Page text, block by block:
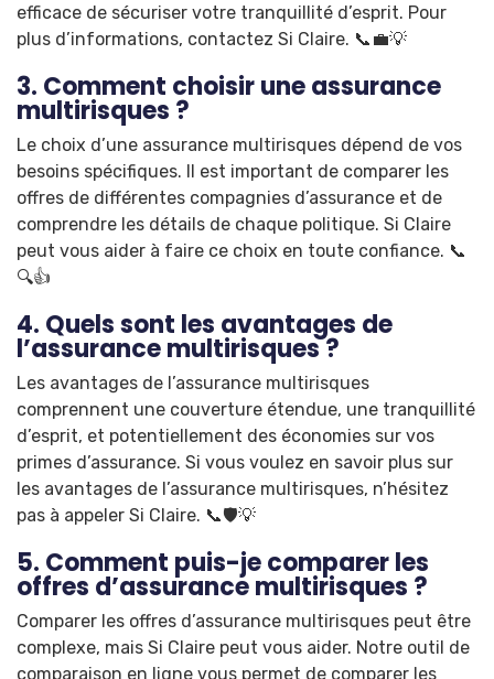
efficace de sécuriser votre tranquillité d’esprit. Pour
plus d’informations, contactez Si Claire. 📞💼💡
3. Comment choisir une assurance
multirisques ?
Le choix d’une assurance multirisques dépend de vos
besoins spécifiques. Il est important de comparer les
offres de différentes compagnies d’assurance et de
comprendre les détails de chaque politique. Si Claire
peut vous aider à faire ce choix en toute confiance. 📞
🔍👍
4. Quels sont les avantages de
l’assurance multirisques ?
Les avantages de l’assurance multirisques
comprennent une couverture étendue, une tranquillité
d’esprit, et potentiellement des économies sur vos
primes d’assurance. Si vous voulez en savoir plus sur
les avantages de l’assurance multirisques, n’hésitez
pas à appeler Si Claire. 📞🛡️💡
5. Comment puis-je comparer les
offres d’assurance multirisques ?
Comparer les offres d’assurance multirisques peut être
complexe, mais Si Claire peut vous aider. Notre outil de
comparaison en ligne vous permet de comparer les